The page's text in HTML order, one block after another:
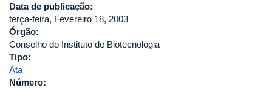
Data de publicação:
terça-feira, Fevereiro 18, 2003
Órgão:
Conselho do Instituto de Biotecnologia
Tipo:
Ata
Número: